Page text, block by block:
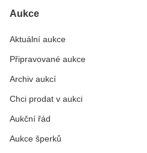
Aukce
Aktuální aukce
Připravované aukce
Archiv aukcí
Chci prodat v aukci
Aukční řád
Aukce šperků